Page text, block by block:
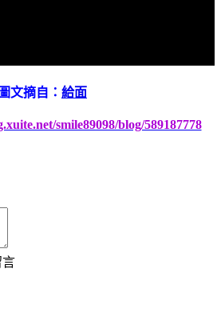
圖文摘自： 給面
smile89098/blog/589187778
言